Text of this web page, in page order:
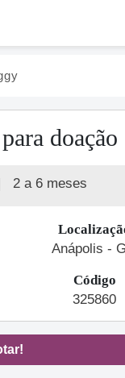
doação
2 a 6 meses
Anápolis -
Código
325860